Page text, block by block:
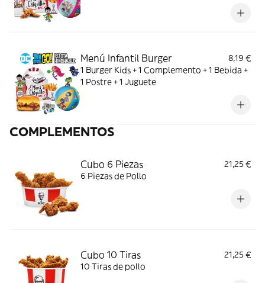
Menú Infantil Burger
8,19 €
1 Burger Kids + 1 Complemento + 1 Bebida +
1 Postre + 1 Juguete
COMPLEMENTOS
Cubo 6 Piezas
21,25 €
6 Piezas de Pollo
Cubo 10 Tiras
21,25 €
10 Tiras de pollo